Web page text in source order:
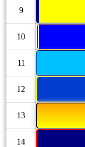
9
10
11
12
13
14